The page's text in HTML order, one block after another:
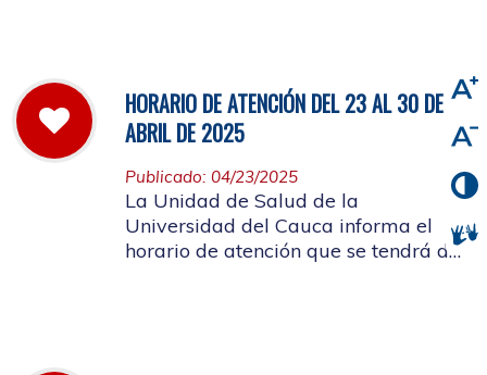
HORARIO DE ATENCIÓN DEL 23 AL 30 DE
ABRIL DE 2025
Publicado: 04/23/2025
La Unidad de Salud de la
Universidad del Cauca informa el
horario de atención que se tendrá del